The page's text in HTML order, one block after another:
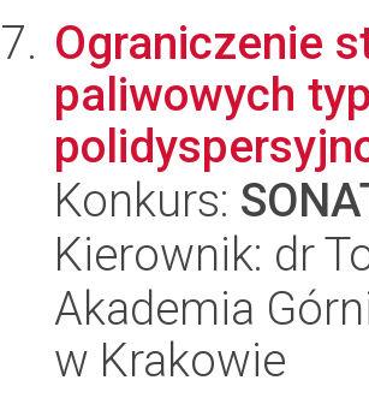
Ograniczenie
paliwowych
Konkurs:
Kierownik: dr
Akademia
w Krakowie